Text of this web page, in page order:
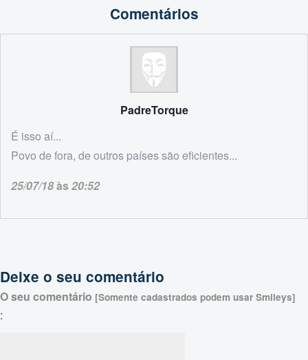
Comentários
PadreTorque
É isso aí...
Povo de fora, de outros países são eficientes...
25/07/18às20:52
Deixe o seu comentário
O seu comentário [Somente cadastrados podem usar Smileys]
: